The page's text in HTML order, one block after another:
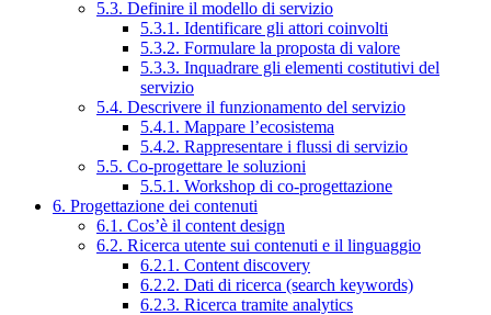
5.3. Definire il modello di servizio
5.3.1. Identificare gli attori coinvolti
5.3.2. Formulare la proposta di valore
5.3.3. Inquadrare gli elementi costitutivi del
servizio
5.4. Descrivere il funzionamento del servizio
5.4.1. Mappare l’ecosistema
5.4.2. Rappresentare i flussi di servizio
5.5. Co-progettare le soluzioni
5.5.1. Workshop di co-progettazione
6. Progettazione dei contenuti
6.1. Cos’è il content design
6.2. Ricerca utente sui contenuti e il linguaggio
6.2.1. Content discovery
6.2.2. Dati di ricerca (search keywords)
6.2.3. Ricerca tramite analytics